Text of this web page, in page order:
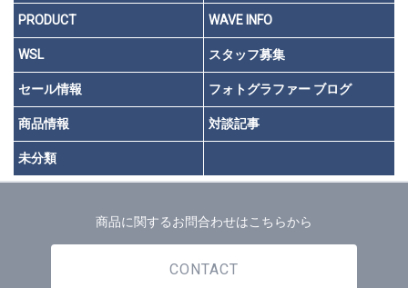
PRODUCT WAVE INFO
WSL スタッフ募集
セール情報 フォトグラファー ブログ
商品情報 対談記事
未分類
商品に関するお問合わせはこちらから
CONTACT